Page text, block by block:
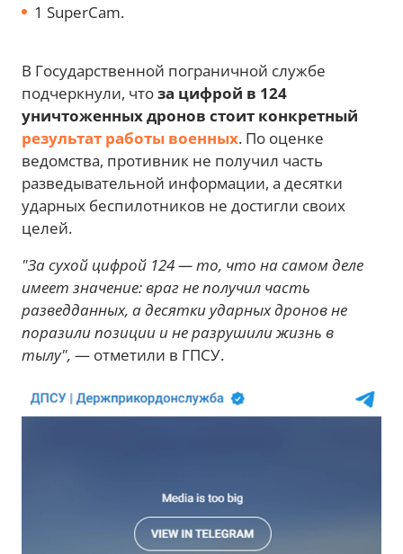
1 SuperCam.
В Государственной пограничной службе
подчеркнули, чтоза цифрой в 124
уничтоженных дронов стоит конкретный
результат работы военных. По оценке
ведомства, противник не получил часть
разведывательной информации, а десятки
ударных беспилотников не достигли своих
целей.
"За сухой цифрой 124 — то, что на самом деле
имеет значение: враг не получил часть
разведданных, а десятки ударных дронов не
поразили позиции и не разрушили жизнь в
тылу", — отметили в ГПСУ.